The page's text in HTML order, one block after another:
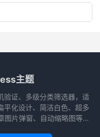
主题
验证、多级分类筛选器，适
平化设计、简洁白色、超多
图片弹窗、自动缩略图等...